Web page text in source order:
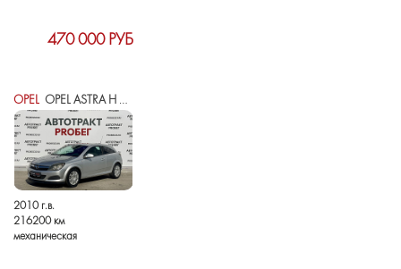
470 000 РУБ
OPEL OPEL ASTRA H РЕСТАЙЛИНГ
2010 г.в.
216200 км
механическая